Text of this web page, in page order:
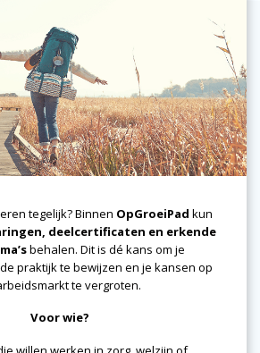
tegelijk? Binnen OpGroeiPad kun
deelcertificaten en erkende
behalen. Dit is dé kans om je
praktijk te bewijzen en je kansen op
te vergroten.
Voor wie?